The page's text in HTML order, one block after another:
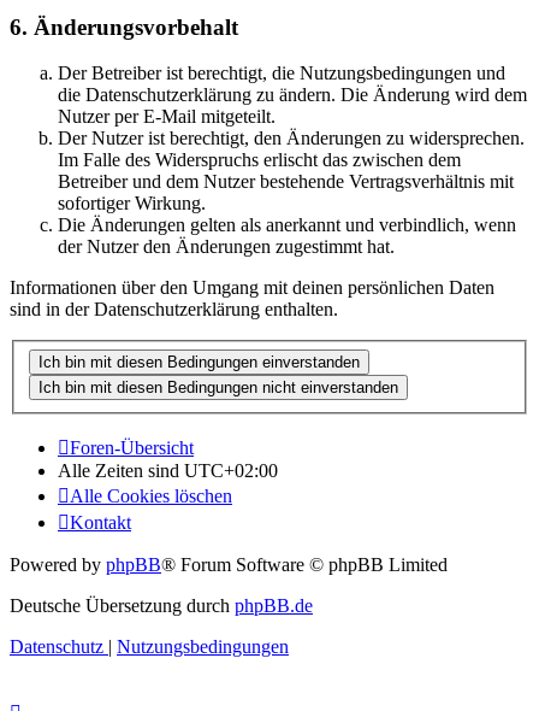
6. Änderungsvorbehalt
Der Betreiber ist berechtigt, die Nutzungsbedingungen und
die Datenschutzerklärung zu ändern. Die Änderung wird dem
Nutzer per E-Mail mitgeteilt.
Der Nutzer ist berechtigt, den Änderungen zu widersprechen.
Im Falle des Widerspruchs erlischt das zwischen dem
Betreiber und dem Nutzer bestehende Vertragsverhältnis mit
sofortiger Wirkung.
Die Änderungen gelten als anerkannt und verbindlich, wenn
der Nutzer den Änderungen zugestimmt hat.
Informationen über den Umgang mit deinen persönlichen Daten
sind in der Datenschutzerklärung enthalten.
Foren-Übersicht
Alle Zeiten sind UTC+02:00
Alle Cookies löschen
Kontakt
Powered by phpBB® Forum Software © phpBB Limited
Deutsche Übersetzung durch phpBB.de
Datenschutz | Nutzungsbedingungen